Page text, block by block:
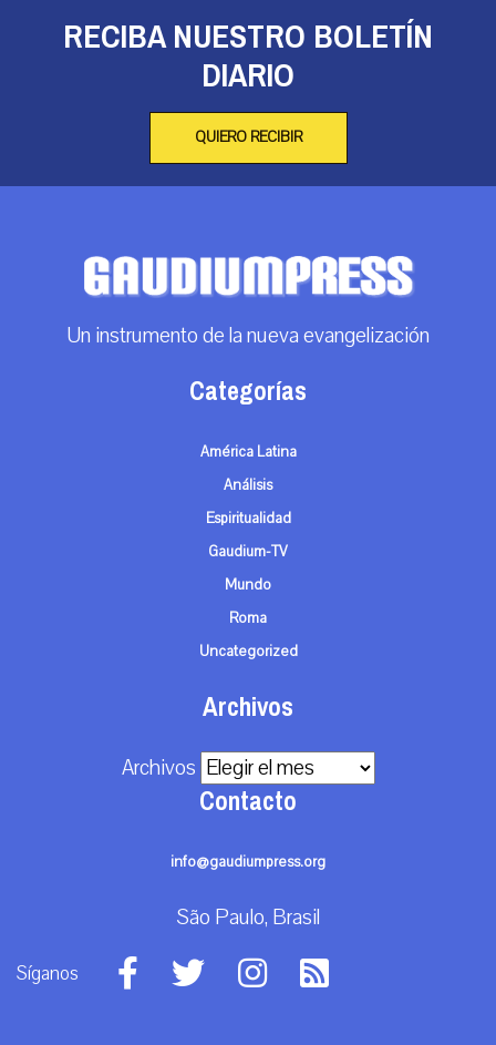
RECIBA NUESTRO BOLETÍN
DIARIO
QUIERO RECIBIR
Un instrumento de la nueva evangelización
Categorías
América Latina
Análisis
Espiritualidad
Gaudium-TV
Mundo
Roma
Uncategorized
Archivos
Archivos
Contacto
info@gaudiumpress.org
São Paulo, Brasil
Síganos